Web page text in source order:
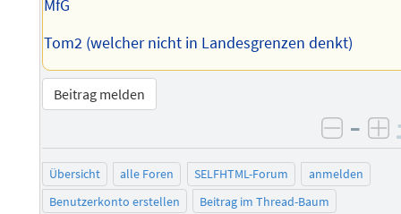
MfG
Tom2 (welcher nicht in Landesgrenzen denkt)
Beitrag melden
–
Übersicht alle Foren SELFHTML-Forum
anmelden
Benutzerkonto erstellen
Beitrag im Thread-Baum